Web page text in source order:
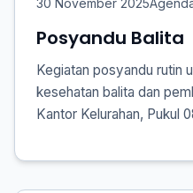
30 November 2025
Posyandu Balita
Kegiatan posyandu rutin
kesehatan balita dan
Kantor Kelurahan, Pukul